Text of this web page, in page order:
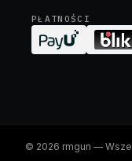
PŁATNOŚCI
© 2026 rmgun —